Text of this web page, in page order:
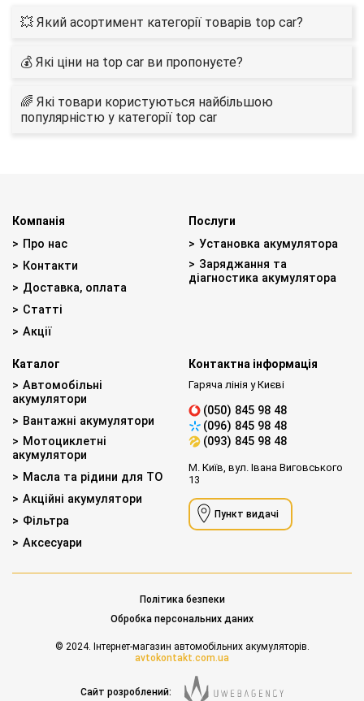
💥 Який асортимент категорії товарів top car?
💰 Які ціни на top car ви пропонуєте?
🌈 Які товари користуються найбільшою
популярністю у категорії top car
Компанія
Про нас
Контакти
Доставка, оплата
Статті
Акції
Послуги
Установка акумулятора
Заряджання та
діагностика акумулятора
Каталог
Автомобільні
акумулятори
Вантажні акумулятори
Мотоциклетні
акумулятори
Масла та рідини для ТО
Акційні акумулятори
Фільтра
Аксесуари
Контактна інформація
Гаряча лінія у Києві
(050) 845 98 48
(096) 845 98 48
(093) 845 98 48
М. Київ, вул. Івана Виговського
13
Пункт видачі
Політика безпеки
Обробка персональних даних
Сайт розроблений:
© 2024. Інтернет-магазин автомобільних акумуляторів.
avtokontakt.com.ua